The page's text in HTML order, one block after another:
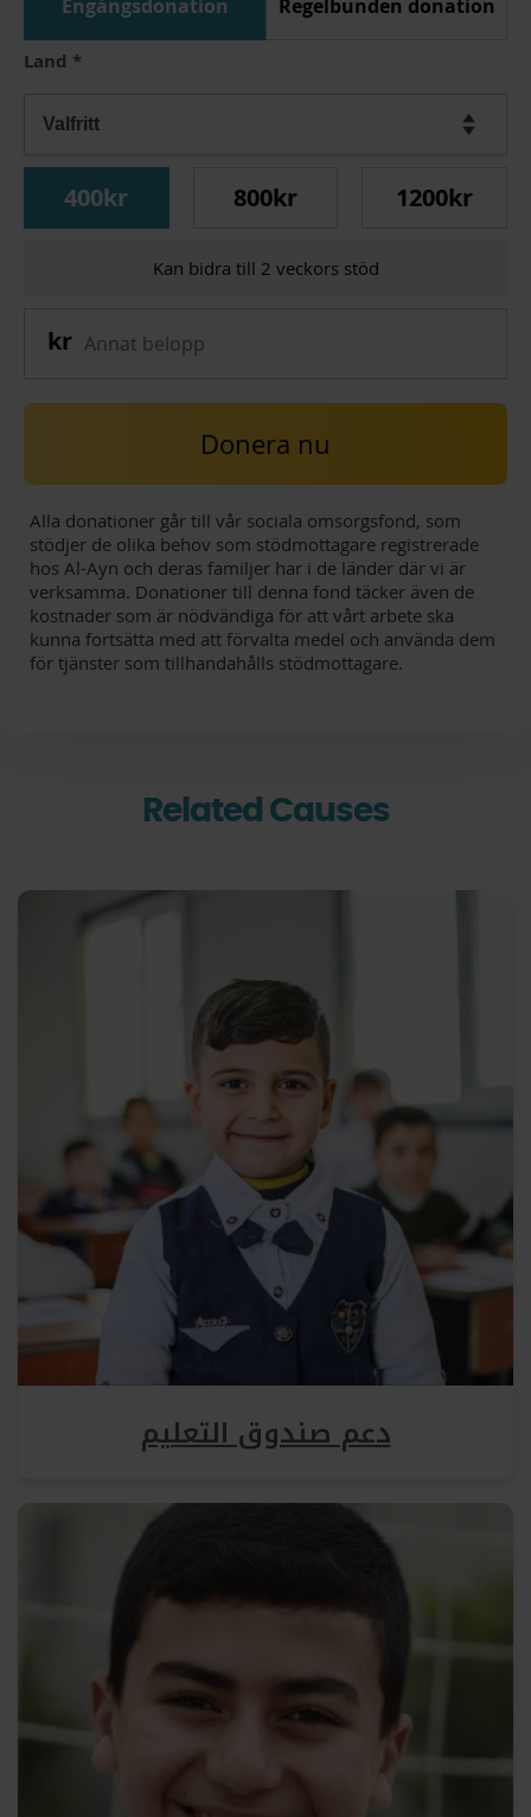
Engångsdonation Regelbunden donation
Land *
400kr 800kr 1200kr
Kan bidra till 2 veckors stöd
Donera nu
Alla donationer går till vår sociala omsorgsfond, som
stödjer de olika behov som stödmottagare registrerade
hos Al-Ayn och deras familjer har i de länder där vi är
verksamma. Donationer till denna fond täcker även de
kostnader som är nödvändiga för att vårt arbete ska
kunna fortsätta med att förvalta medel och använda dem
för tjänster som tillhandahålls stödmottagare.
Related Causes
دعم صندوق التعليم